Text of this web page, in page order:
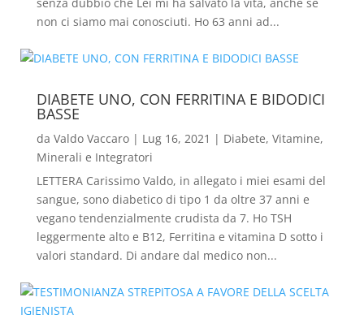
non ci siamo mai conosciuti. Ho 63 anni ad...
DIABETE UNO, CON FERRITINA E BIDODICI
BASSE
da Valdo Vaccaro| Lug 16, 2021 | Diabete, Vitamine,
Minerali e Integratori
LETTERA Carissimo Valdo, in allegato i miei esami del
sangue, sono diabetico di tipo 1 da oltre 37 anni e
vegano tendenzialmente crudista da 7. Ho TSH
leggermente alto e B12, Ferritina e vitamina D sotto i
valori standard. Di andare dal medico non...